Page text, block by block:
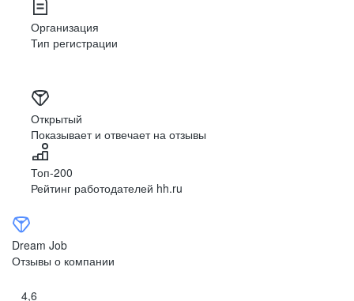
Организация
Тип регистрации
Открытый
Показывает и отвечает на отзывы
Топ-200
Рейтинг работодателей hh.ru
Dream Job
Отзывы о компании
4,6